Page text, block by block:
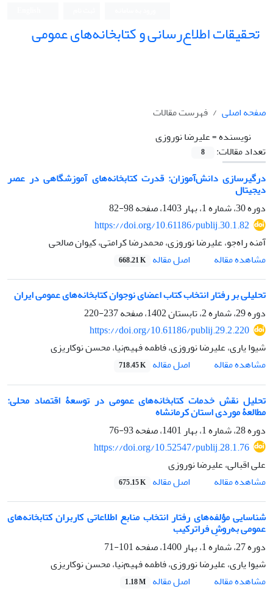
تحقیقات اطلاع‌رسانی و کتابخانه‌های عمومی
صفحه اصلی
فهرست مقالات
نویسنده =علیرضا نوروزی
تعداد مقالات:
8
درگیرسازی دانش‌آموزان: قدرت کتابخانه‌های آموزشگاهی در عصر
دیجیتال
دوره 30، شماره 1، بهار 1403، صفحه
98-82
https://doi.org/10.61186/publij.30.1.82
آمنه راه‌جو، علیرضا نوروزی، محمدرضا کرامتی، کیوان صالحی
مشاهده مقاله
اصل مقاله 668.21 K
تحلیلی بر رفتار انتخاب کتاب اعضای نوجوان کتابخانه‌های عمومی ایران
دوره 29، شماره 2، تابستان 1402، صفحه
237-220
https://doi.org/10.61186/publij.29.2.220
شیوا یاری، علیرضا نوروزی، فاطمه فهیم‌نیا، محسن نوکاریزی
مشاهده مقاله
اصل مقاله 718.45 K
تحلیل نقش خدمات کتابخانه‌های عمومی در توسعۀ اقتصاد محلی:
مطالعۀ موردی استان کرمانشاه
دوره 28، شماره 1، بهار 1401، صفحه
93-76
https://doi.org/10.52547/publij.28.1.76
علی اقبالی، علیرضا نوروزی
مشاهده مقاله
اصل مقاله 675.15 K
شناسایی مؤلفه‌های رفتار انتخاب منابع اطلاعاتی کاربران کتابخانه‌های
عمومی به‌روشِ فراترکیب
دوره 27، شماره 1، بهار 1400، صفحه
101-71
شیوا یاری، علیرضا نوروزی، فاطمه فهیم‌نیا، محسن نوکاریزی
مشاهده مقاله
اصل مقاله 1.18 M